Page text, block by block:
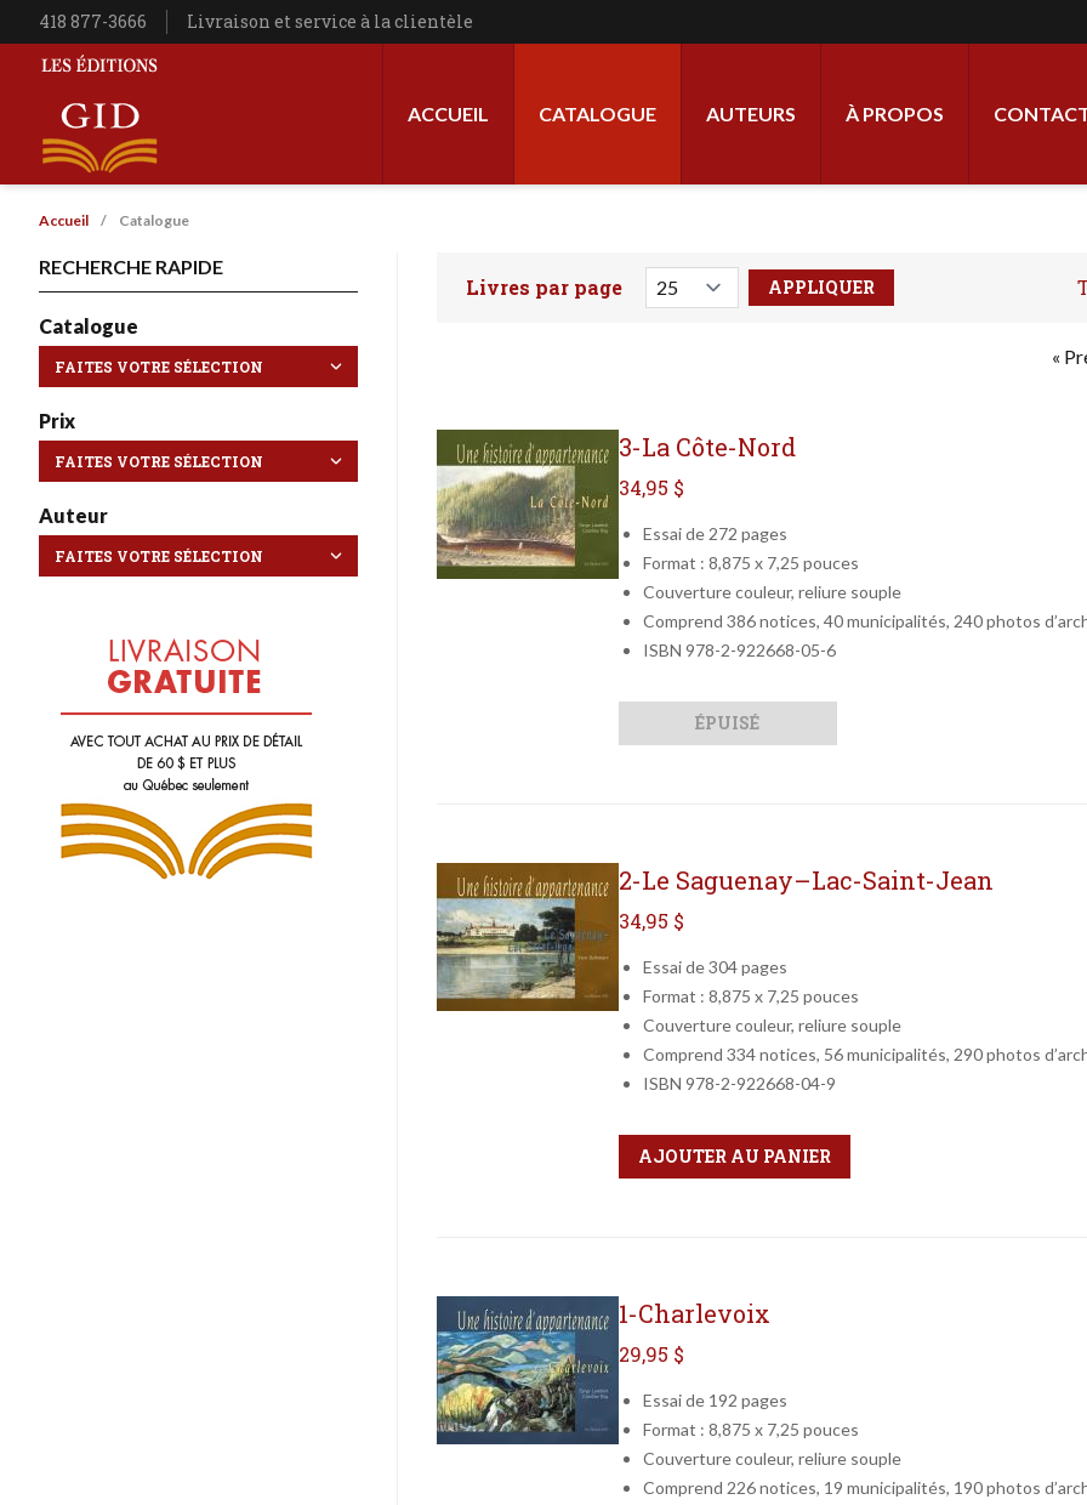
Aller au contenu principal
Téléphone
418 877-3666 Livraison et service à la clientèle
ACCUEIL CATALOGUE AUTEURS À PROPOS
Fil d'Ariane
Accueil Catalogue
Faites votre recherche ici
Livres par page
«
3-La Côte-Nord
34,95 $
Essai de 272 pages
Format : 8,875 x 7,25 pouces
Couverture couleur, reliure souple
Comprend 386 notices, 40 municipalités, 240 photos
ISBN 978-2-922668-05-6
ÉPUISÉ
2-Le Saguenay–Lac-Saint-Jean
34,95 $
Essai de 304 pages
Format : 8,875 x 7,25 pouces
Couverture couleur, reliure souple
Comprend 334 notices, 56 municipalités, 290 photos
ISBN 978-2-922668-04-9
Qté
Format
AJOUTER AU PANIER
1-Charlevoix
29,95 $
Essai de 192 pages
Format : 8,875 x 7,25 pouces
Couverture couleur, reliure souple
Comprend 226 notices, 19 municipalités, 190 photos
RECHERCHE RAPIDE
Catalogue
Prix
Auteur